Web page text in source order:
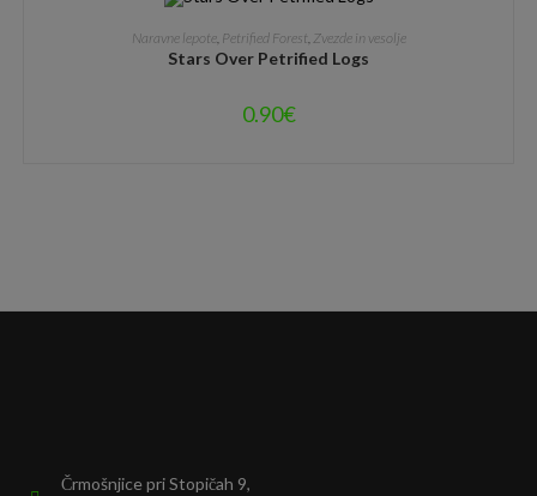
DODAJ V KOŠARICO
Naravne lepote, Petrified Forest Zvezde in vesolje
Stars Over Petrified Logs
0.90€
Črmošnjice pri Stopičah 9,